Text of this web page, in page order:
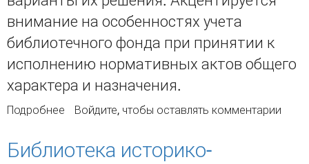
внимание на особенностях учета
библиотечного фонда при принятии к
исполнению нормативных актов общего
характера и назначения.
Подробнее о Учет библиотечного фонда в современных
Войдите, чтобы оставлять комментарии
Библиотека историко-